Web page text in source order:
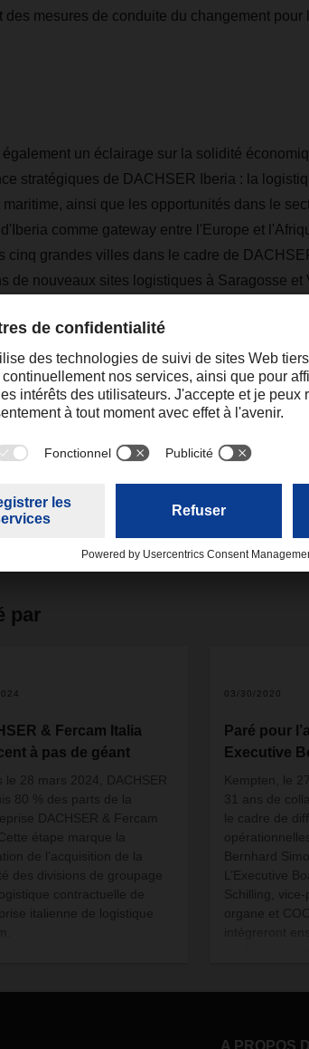
des mesures de conduite du changement pour
un éclairage sur la solidité
stratégiques de DACHSER Iberia : la
ainsi que les opportunités dans le
comme gateway entre l'Europe et
cinq grandes villes dans le cadre de
de nouveaux sites logistiques à Saragosse et
et sur toutes les grandes plateformes
Sebastiaan.hes@dachser.com
par
& Fercam Italia
à pas de géant
le 28 mars 2024, DACHSER
80 % des parts de la
DACHSER & Fercam
étape marque la
de l’acquisition de la
des divisions de groupage
contractuelle de
italienne de logistique
03/30/2020
Paré pour
Executive
Kempten, le
31 ans de
le cadre de
Bernhard
L’Executive
Schilling,
organe et
Simon
A PROPOS